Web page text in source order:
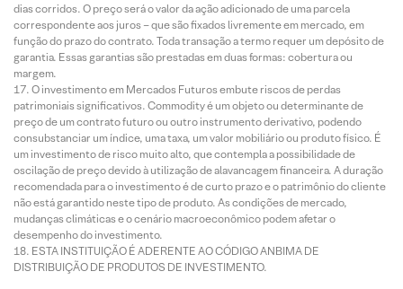
dias corridos. O preço será o valor da ação adicionado de uma parcela
correspondente aos juros – que são fixados livremente em mercado, em
função do prazo do contrato. Toda transação a termo requer um depósito de
garantia. Essas garantias são prestadas em duas formas: cobertura ou
margem.
O investimento em Mercados Futuros embute riscos de perdas
patrimoniais significativos. Commodity é um objeto ou determinante de
preço de um contrato futuro ou outro instrumento derivativo, podendo
consubstanciar um índice, uma taxa, um valor mobiliário ou produto físico. É
um investimento de risco muito alto, que contempla a possibilidade de
oscilação de preço devido à utilização de alavancagem financeira. A duração
recomendada para o investimento é de curto prazo e o patrimônio do cliente
não está garantido neste tipo de produto. As condições de mercado,
mudanças climáticas e o cenário macroeconômico podem afetar o
desempenho do investimento.
ESTA INSTITUIÇÃO É ADERENTE AO CÓDIGO ANBIMA DE
DISTRIBUIÇÃO DE PRODUTOS DE INVESTIMENTO.